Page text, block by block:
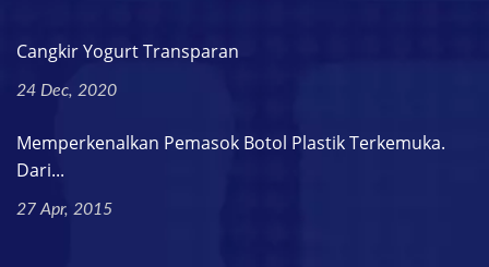
Cangkir Yogurt Transparan
24 Dec, 2020
Memperkenalkan Pemasok Botol Plastik Terkemuka.
Dari...
27 Apr, 2015